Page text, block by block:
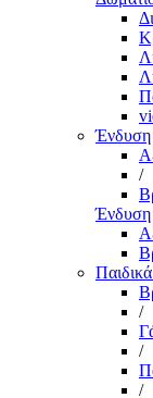
Ένδυση
/
Ένδυση
/
/
/